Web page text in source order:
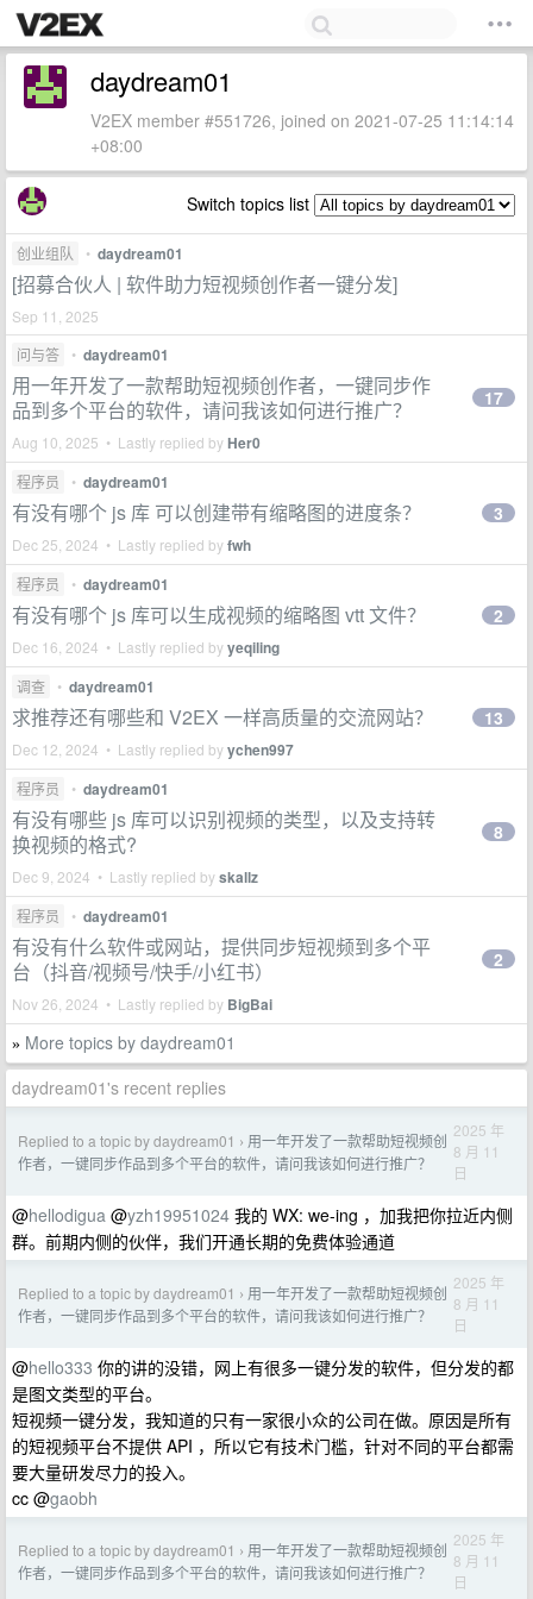
daydream01
V2EX member #551726, joined on 2021-07-25 11:14:14
+08:00
Switch topics list
创业组队 • daydream01
[招募合伙人 | 软件助力短视频创作者一键分发]
Sep 11, 2025
问与答
• daydream01
用一年开发了一款帮助短视频创作者，一键同步作
品到多个平台的软件，请问我该如何进行推广？
Aug 10, 2025 • Lastly replied byHer0
17
程序员 • daydream01
有没有哪个 js 库 可以创建带有缩略图的进度条？
Dec 25, 2024 • Lastly replied byfwh
3
程序员 • daydream01
有没有哪个 js 库可以生成视频的缩略图 vtt 文件？
Dec 16, 2024 • Lastly replied byyeqiling
2
调查 • daydream01
求推荐还有哪些和 V2EX 一样高质量的交流网站？
Dec 12, 2024 • Lastly replied byychen997
13
程序员 • daydream01
有没有哪些 js 库可以识别视频的类型，以及支持转
换视频的格式?
Dec 9, 2024 • Lastly replied byskallz
8
程序员 • daydream01
有没有什么软件或网站，提供同步短视频到多个平
台（抖音/视频号/快手/小红书）
Nov 26, 2024 • Lastly replied by BigBai
2
» More topics by daydream01
daydream01's recent replies
Replied to a topic by daydream01 › 用一年开发了一款帮助短视频创
作者，一键同步作品到多个平台的软件，请问我该如何进行推广？
2025 年
8 月 11
日
@hellodigua @yzh19951024 我的 WX: we-ing ，加我把你拉近内侧
群。前期内侧的伙伴，我们开通长期的免费体验通道
Replied to a topic by daydream01 › 用一年开发了一款帮助短视频创
作者，一键同步作品到多个平台的软件，请问我该如何进行推广？
2025 年
8 月 11
日
@hello333 你的讲的没错，网上有很多一键分发的软件，但分发的都
是图文类型的平台。
短视频一键分发，我知道的只有一家很小众的公司在做。原因是所有
的短视频平台不提供 API ，所以它有技术门槛，针对不同的平台都需
要大量研发尽力的投入。
cc @gaobh
Replied to a topic by daydream01 › 用一年开发了一款帮助短视频创
作者，一键同步作品到多个平台的软件，请问我该如何进行推广？
2025 年
8 月 11
日